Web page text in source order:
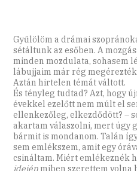
Gyűlölöm a drámai
sétáltunk az esőben. A
minden mozdulata, sohasem
lábujjaim már rég megérezték
Aztán hirtelen témát váltott.
És tényleg tudtad? Azt, hogy
évekkel ezelőtt nem múlt el
ellenkezőleg, elkezdődött? –
akartam válaszolni, mert úgy
bármit is mondanom. Talán
sem emlékszem, amit egy
csináltam. Miért emlékeznék
idejénmiben szerettem volna